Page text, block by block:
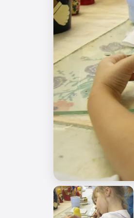
🎓 Выпускные 4 класса
📚 ПО ПРЕДМЕТАМ
Все предметы Литература